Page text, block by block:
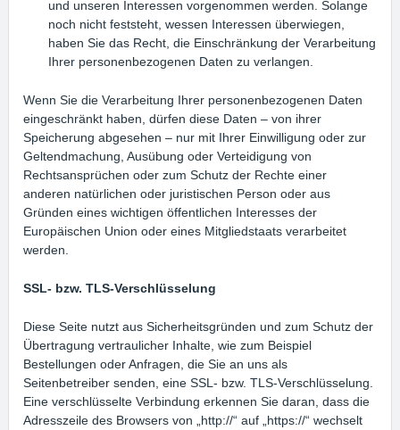
und unseren Interessen vorgenommen werden. Solange
noch nicht feststeht, wessen Interessen überwiegen,
haben Sie das Recht, die Einschränkung der Verarbeitung
Ihrer personenbezogenen Daten zu verlangen.
Wenn Sie die Verarbeitung Ihrer personenbezogenen Daten
eingeschränkt haben, dürfen diese Daten – von ihrer
Speicherung abgesehen – nur mit Ihrer Einwilligung oder zur
Geltendmachung, Ausübung oder Verteidigung von
Rechtsansprüchen oder zum Schutz der Rechte einer
anderen natürlichen oder juristischen Person oder aus
Gründen eines wichtigen öffentlichen Interesses der
Europäischen Union oder eines Mitgliedstaats verarbeitet
werden.
SSL- bzw. TLS-Verschlüsselung
Diese Seite nutzt aus Sicherheitsgründen und zum Schutz der
Übertragung vertraulicher Inhalte, wie zum Beispiel
Bestellungen oder Anfragen, die Sie an uns als
Seitenbetreiber senden, eine SSL- bzw. TLS-Verschlüsselung.
Eine verschlüsselte Verbindung erkennen Sie daran, dass die
Adresszeile des Browsers von „http://“ auf „https://“ wechselt